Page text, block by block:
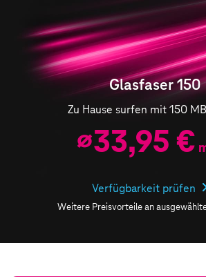
Glasfaser 150
Zu Hause surfen mit 150
⌀33,95 €
Verfügbarkeit prüfen
Weitere Preisvorteile an